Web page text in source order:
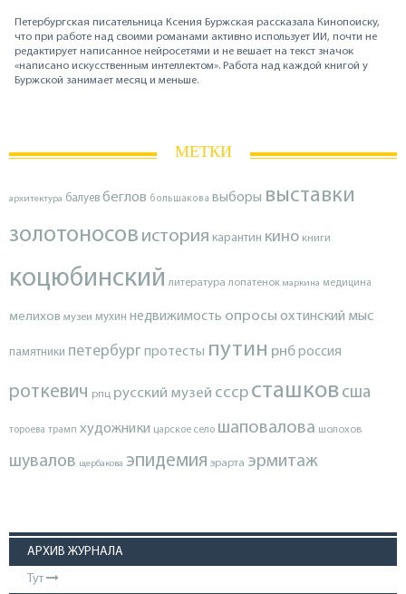
Петербургская писательница Ксения Буржская рассказала Кинопоиску,
что при работе над своими романами активно использует ИИ, почти не
редактирует написанное нейросетями и не вешает на текст значок
«написано искусственным интеллектом». Работа над каждой книгой у
Буржской занимает месяц и меньше.
МЕТКИ
архитектура балуев беглов большакова выборы выставки
золотоносов история карантин кино книги
коцюбинский литература лопатенок маркина медицина
мелихов музеи мухин недвижимость опросы охтинский мыс
памятники петербургпротесты путин рнброссия
роткевич рпц русский музей ссср сташков сша
тороева трамп художники царское село шаповалова шолохов
шувалов щербакова эпидемия эрарта эрмитаж
АРХИВ ЖУРНАЛА
Тут